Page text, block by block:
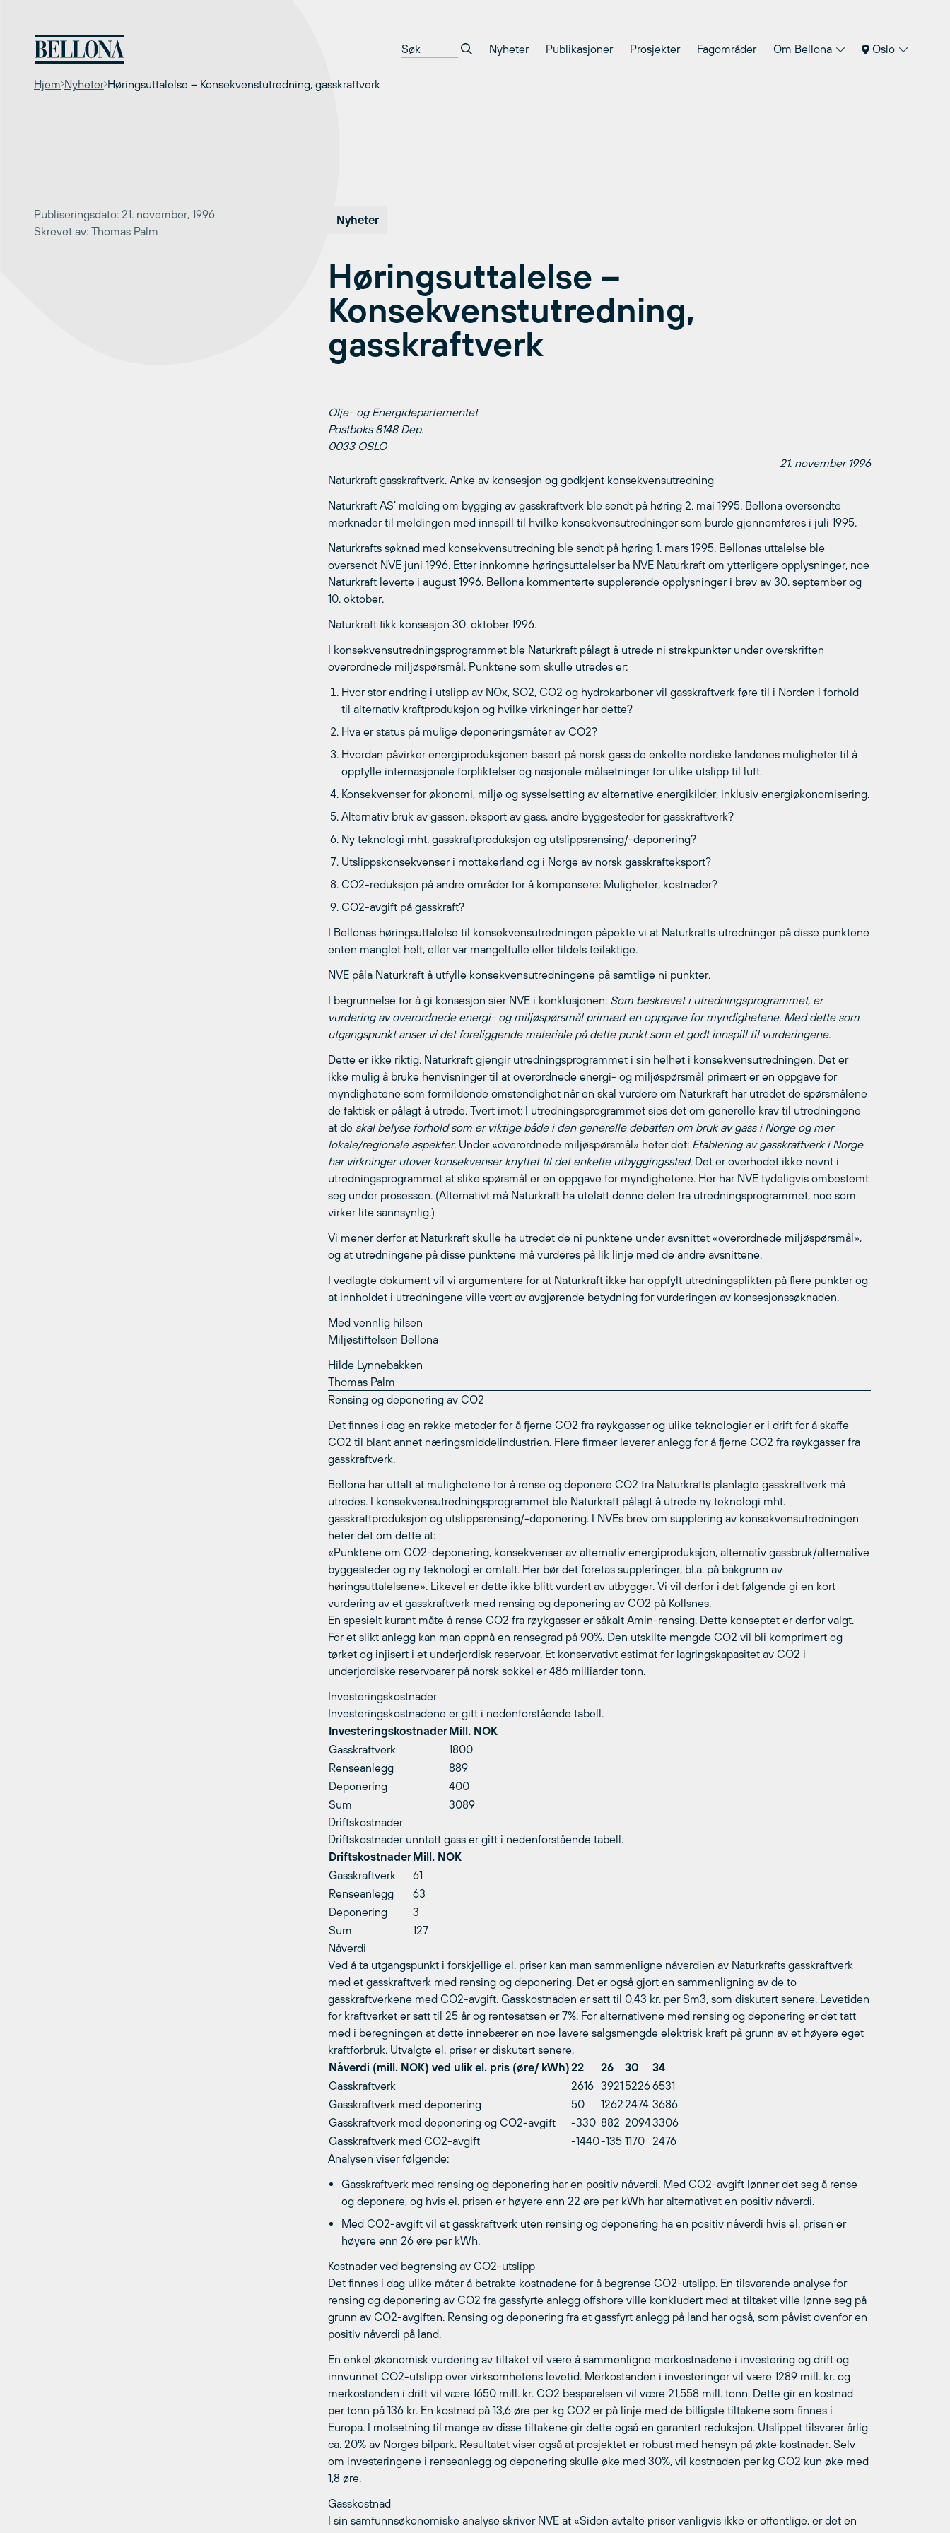
innhold
Nyheter Publikasjoner Prosjekter Fagområder Om Bellona Oslo
Hjem Nyheter Høringsuttalelse – Konsekvenstutredning, gasskraftverk
Publiseringsdato: 21. november, 1996
Skrevet av: Thomas Palm
Nyheter
Høringsuttalelse –
Konsekvenstutredning,
gasskraftverk
Olje- og Energidepartementet
Postboks 8148 Dep.
0033 OSLO
21. november 1996
Naturkraft gasskraftverk. Anke av konsesjon og godkjent konsekvensutredning
Naturkraft AS’ melding om bygging av gasskraftverk ble sendt på høring 2. mai 1995. Bellona oversendte
merknader til meldingen med innspill til hvilke konsekvensutredninger som burde gjennomføres i juli 1995.
Naturkrafts søknad med konsekvensutredning ble sendt på høring 1. mars 1995. Bellonas uttalelse ble
oversendt NVE juni 1996. Etter innkomne høringsuttalelser ba NVE Naturkraft om ytterligere opplysninger, noe
Naturkraft leverte i august 1996. Bellona kommenterte supplerende opplysninger i brev av 30. september og
10. oktober.
Naturkraft fikk konsesjon 30. oktober 1996.
I konsekvensutredningsprogrammet ble Naturkraft pålagt å utrede ni strekpunkter under overskriften
overordnede miljøspørsmål. Punktene som skulle utredes er:
Hvor stor endring i utslipp av NOx, SO2, CO2 og hydrokarboner vil gasskraftverk føre til i Norden i forhold
til alternativ kraftproduksjon og hvilke virkninger har dette?
Hva er status på mulige deponeringsmåter av CO2?
Hvordan påvirker energiproduksjonen basert på norsk gass de enkelte nordiske landenes muligheter til å
oppfylle internasjonale forpliktelser og nasjonale målsetninger for ulike utslipp til luft.
Konsekvenser for økonomi, miljø og sysselsetting av alternative energikilder, inklusiv energiøkonomisering.
Alternativ bruk av gassen, eksport av gass, andre byggesteder for gasskraftverk?
Ny teknologi mht. gasskraftproduksjon og utslippsrensing/-deponering?
Utslippskonsekvenser i mottakerland og i Norge av norsk gasskrafteksport?
CO2-reduksjon på andre områder for å kompensere: Muligheter, kostnader?
CO2-avgift på gasskraft?
I Bellonas høringsuttalelse til konsekvensutredningen påpekte vi at Naturkrafts utredninger på disse punktene
enten manglet helt, eller var mangelfulle eller tildels feilaktige.
NVE påla Naturkraft å utfylle konsekvensutredningene på samtlige ni punkter.
I begrunnelse for å gi konsesjon sier NVE i konklusjonen: Som beskrevet i utredningsprogrammet, er
vurdering av overordnede energi- og miljøspørsmål primært en oppgave for myndighetene. Med dette som
utgangspunkt anser vi det foreliggende materiale på dette punkt som et godt innspill til vurderingene.
Dette er ikke riktig. Naturkraft gjengir utredningsprogrammet i sin helhet i konsekvensutredningen. Det er
ikke mulig å bruke henvisninger til at overordnede energi- og miljøspørsmål primært er en oppgave for
myndighetene som formildende omstendighet når en skal vurdere om Naturkraft har utredet de spørsmålene
de faktisk er pålagt å utrede. Tvert imot: I utredningsprogrammet sies det om generelle krav til utredningene
at de skal belyse forhold som er viktige både i den generelle debatten om bruk av gass i Norge og mer
lokale/regionale aspekter. Under «overordnede miljøspørsmål» heter det: Etablering av gasskraftverk i Norge
har virkninger utover konsekvenser knyttet til det enkelte utbyggingssted. Det er overhodet ikke nevnt i
utredningsprogrammet at slike spørsmål er en oppgave for myndighetene. Her har NVE tydeligvis ombestemt
seg under prosessen. (Alternativt må Naturkraft ha utelatt denne delen fra utredningsprogrammet, noe som
virker lite sannsynlig.)
Vi mener derfor at Naturkraft skulle ha utredet de ni punktene under avsnittet «overordnede miljøspørsmål»,
og at utredningene på disse punktene må vurderes på lik linje med de andre avsnittene.
I vedlagte dokument vil vi argumentere for at Naturkraft ikke har oppfylt utredningsplikten på flere punkter og
at innholdet i utredningene ville vært av avgjørende betydning for vurderingen av konsesjonssøknaden.
Med vennlig hilsen
Miljøstiftelsen Bellona
Hilde Lynnebakken
Thomas Palm
Rensing og deponering av CO2
Det finnes i dag en rekke metoder for å fjerne CO2 fra røykgasser og ulike teknologier er i drift for å skaffe
CO2 til blant annet næringsmiddelindustrien. Flere firmaer leverer anlegg for å fjerne CO2 fra røykgasser fra
gasskraftverk.
Bellona har uttalt at mulighetene for å rense og deponere CO2 fra Naturkrafts planlagte gasskraftverk må
utredes. I konsekvensutredningsprogrammet ble Naturkraft pålagt å utrede ny teknologi mht.
gasskraftproduksjon og utslippsrensing/-deponering. I NVEs brev om supplering av konsekvensutredningen
heter det om dette at:
«Punktene om CO2-deponering, konsekvenser av alternativ energiproduksjon, alternativ gassbruk/alternative
byggesteder og ny teknologi er omtalt. Her bør det foretas suppleringer, bl.a. på bakgrunn av
høringsuttalelsene». Likevel er dette ikke blitt vurdert av utbygger. Vi vil derfor i det følgende gi en kort
vurdering av et gasskraftverk med rensing og deponering av CO2 på Kollsnes.
En spesielt kurant måte å rense CO2 fra røykgasser er såkalt Amin-rensing. Dette konseptet er derfor valgt.
For et slikt anlegg kan man oppnå en rensegrad på 90%. Den utskilte mengde CO2 vil bli komprimert og
tørket og injisert i et underjordisk reservoar. Et konservativt estimat for lagringskapasitet av CO2 i
underjordiske reservoarer på norsk sokkel er 486 milliarder tonn.
Investeringskostnader
Investeringskostnadene er gitt i nedenforstående tabell.
InvesteringskostnaderMill. NOK
Gasskraftverk
1800
Renseanlegg
889
Deponering
400
Sum
3089
Driftskostnader
Driftskostnader unntatt gass er gitt i nedenforstående tabell.
DriftskostnaderMill. NOK
Gasskraftverk
61
Renseanlegg
63
Deponering
3
Sum
127
Nåverdi
Ved å ta utgangspunkt i forskjellige el. priser kan man sammenligne nåverdien av Naturkrafts gasskraftverk
med et gasskraftverk med rensing og deponering. Det er også gjort en sammenligning av de to
gasskraftverkene med CO2-avgift. Gasskostnaden er satt til 0,43 kr. per Sm3, som diskutert senere. Levetiden
for kraftverket er satt til 25 år og rentesatsen er 7%. For alternativene med rensing og deponering er det tatt
med i beregningen at dette innebærer en noe lavere salgsmengde elektrisk kraft på grunn av et høyere eget
kraftforbruk. Utvalgte el. priser er diskutert senere.
Nåverdi (mill. NOK) ved ulik el. pris (øre/ kWh)22 26 30
34
Gasskraftverk
2616 3921 52266531
Gasskraftverk med deponering
50 1262 2474 3686
Gasskraftverk med deponering og CO2-avgift
-330 882 20943306
Gasskraftverk med CO2-avgift
-1440-135 1170
2476
Analysen viser følgende:
Gasskraftverk med rensing og deponering har en positiv nåverdi. Med CO2-avgift lønner det seg å rense
og deponere, og hvis el. prisen er høyere enn 22 øre per kWh har alternativet en positiv nåverdi.
Med CO2-avgift vil et gasskraftverk uten rensing og deponering ha en positiv nåverdi hvis el. prisen er
høyere enn 26 øre per kWh.
Kostnader ved begrensing av CO2-utslipp
Det finnes i dag ulike måter å betrakte kostnadene for å begrense CO2-utslipp. En tilsvarende analyse for
rensing og deponering av CO2 fra gassfyrte anlegg offshore ville konkludert med at tiltaket ville lønne seg på
grunn av CO2-avgiften. Rensing og deponering fra et gassfyrt anlegg på land har også, som påvist ovenfor en
positiv nåverdi på land.
En enkel økonomisk vurdering av tiltaket vil være å sammenligne merkostnadene i investering og drift og
innvunnet CO2-utslipp over virksomhetens levetid. Merkostanden i investeringer vil være 1289 mill. kr. og
merkostanden i drift vil være 1650 mill. kr. CO2 besparelsen vil være 21,558 mill. tonn. Dette gir en kostnad
per tonn på 136 kr. En kostnad på 13,6 øre per kg CO2 er på linje med de billigste tiltakene som finnes i
Europa. I motsetning til mange av disse tiltakene gir dette også en garantert reduksjon. Utslippet tilsvarer årlig
ca. 20% av Norges bilpark. Resultatet viser også at prosjektet er robust med hensyn på økte kostnader. Selv
om investeringene i renseanlegg og deponering skulle øke med 30%, vil kostnaden per kg CO2 kun øke med
1,8 øre.
Gasskostnad
I sin samfunnsøkonomiske analyse skriver NVE at «Siden avtalte priser vanligvis ikke er offentlige, er det en